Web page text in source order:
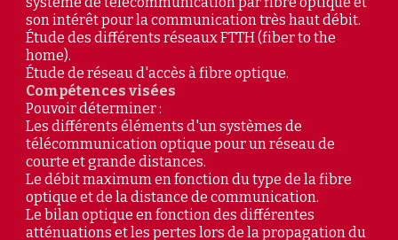
son intérêt pour la communication très haut débit.
Étude des différents réseaux FTTH (fiber to the
home).
Étude de réseau d'accès à fibre optique.
Compétences visées
Pouvoir déterminer :
Les différents éléments d'un systèmes de
télécommunication optique pour un réseau de
courte et grande distances.
Le débit maximum en fonction du type de la fibre
optique et de la distance de communication.
Le bilan optique en fonction des différentes
atténuations et les pertes lors de la propagation du